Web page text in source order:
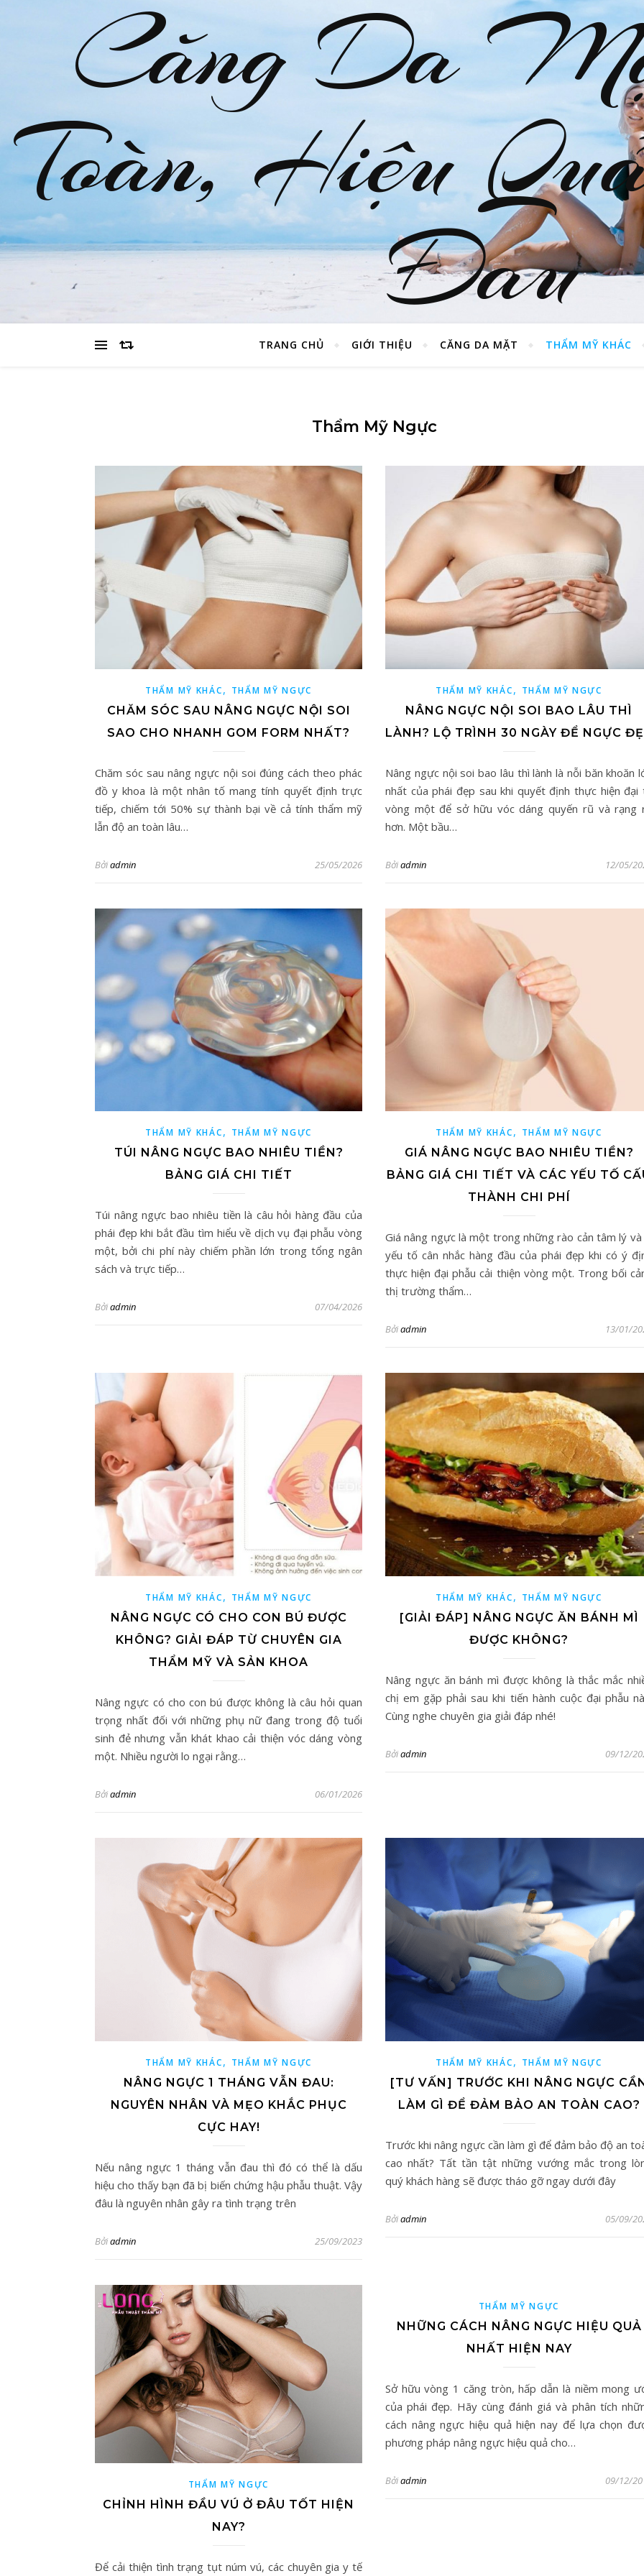
Căng Da
Toàn, Hiệu
Đau
TRANG CHỦ GIỚI THIỆU CĂNG DA MẶT THẨM MỸ KHÁC
Thẩm Mỹ Ngực
THẨM MỸ KHÁC, THẨM MỸ NGỰC
CHĂM SÓC SAU NÂNG NGỰC NỘI SOI
SAO CHO NHANH GOM FORM NHẤT?
Chăm sóc sau nâng ngực nội soi đúng cách theo phác
đồ y khoa là một nhân tố mang tính quyết định trực
tiếp, chiếm tới 50% sự thành bại về cả tính thẩm mỹ
lẫn độ an toàn lâu…
Bởiadmin 25/05/2026
THẨM MỸ KHÁC, THẨM MỸ NGỰC
NÂNG NGỰC NỘI SOI BAO LÂU THÌ
LÀNH? LỘ TRÌNH 30 NGÀY ĐỂ NGỰC
Nâng ngực nội soi bao lâu thì lành là nỗi băn khoăn
nhất của phái đẹp sau khi quyết định thực hiện đại
vòng một để sở hữu vóc dáng quyến rũ và rạng
hơn. Một bầu…
Bởiadmin 12/05/
THẨM MỸ KHÁC, THẨM MỸ NGỰC
TÚI NÂNG NGỰC BAO NHIÊU TIỀN?
BẢNG GIÁ CHI TIẾT
Túi nâng ngực bao nhiêu tiền là câu hỏi hàng đầu của
phái đẹp khi bắt đầu tìm hiểu về dịch vụ đại phẫu vòng
một, bởi chi phí này chiếm phần lớn trong tổng ngân
sách và trực tiếp…
Bởiadmin 07/04/2026
THẨM MỸ KHÁC, THẨM MỸ NGỰC
GIÁ NÂNG NGỰC BAO NHIÊU TIỀN?
BẢNG GIÁ CHI TIẾT VÀ CÁC YẾU TỐ
THÀNH CHI PHÍ
Giá nâng ngực là một trong những rào cản tâm lý và
yếu tố cân nhắc hàng đầu của phái đẹp khi có ý
thực hiện đại phẫu cải thiện vòng một. Trong bối
thị trường thẩm…
Bởiadmin 13/01/
THẨM MỸ KHÁC, THẨM MỸ NGỰC
NÂNG NGỰC CÓ CHO CON BÚ ĐƯỢC
KHÔNG? GIẢI ĐÁP TỪ CHUYÊN GIA
THẨM MỸ VÀ SẢN KHOA
Nâng ngực có cho con bú được không là câu hỏi quan
trọng nhất đối với những phụ nữ đang trong độ tuổi
sinh đẻ nhưng vẫn khát khao cải thiện vóc dáng vòng
một. Nhiều người lo ngại rằng…
Bởiadmin 06/01/2026
THẨM MỸ KHÁC, THẨM MỸ NGỰC
[GIẢI ĐÁP] NÂNG NGỰC ĂN BÁNH MÌ
ĐƯỢC KHÔNG?
Nâng ngực ăn bánh mì được không là thắc mắc
chị em gặp phải sau khi tiến hành cuộc đại phẫu
Cùng nghe chuyên gia giải đáp nhé!
Bởiadmin 09/12/
THẨM MỸ KHÁC, THẨM MỸ NGỰC
NÂNG NGỰC 1 THÁNG VẪN ĐAU:
NGUYÊN NHÂN VÀ MẸO KHẮC PHỤC
CỰC HAY!
Nếu nâng ngực 1 tháng vẫn đau thì đó có thể là dấu
hiệu cho thấy bạn đã bị biến chứng hậu phẫu thuật. Vậy
đâu là nguyên nhân gây ra tình trạng trên
Bởiadmin 25/09/2023
THẨM MỸ KHÁC, THẨM MỸ NGỰC
[TƯ VẤN] TRƯỚC KHI NÂNG NGỰC
LÀM GÌ ĐỂ ĐẢM BẢO AN TOÀN CAO?
Trước khi nâng ngực cần làm gì để đảm bảo độ an
cao nhất? Tất tần tật những vướng mắc trong
quý khách hàng sẽ được tháo gỡ ngay dưới đây
Bởiadmin 05/09/
THẨM MỸ NGỰC
CHỈNH HÌNH ĐẦU VÚ Ở ĐÂU TỐT HIỆN
NAY?
Để cải thiện tình trạng tụt núm vú, các chuyên gia y tế
THẨM MỸ NGỰC
NHỮNG CÁCH NÂNG NGỰC HIỆU QUẢ
NHẤT HIỆN NAY
Sở hữu vòng 1 căng tròn, hấp dẫn là niềm mong
của phái đẹp. Hãy cùng đánh giá và phân tích
cách nâng ngực hiệu quả hiện nay để lựa chọn
phương pháp nâng ngực hiệu quả cho…
Bởiadmin 09/12/